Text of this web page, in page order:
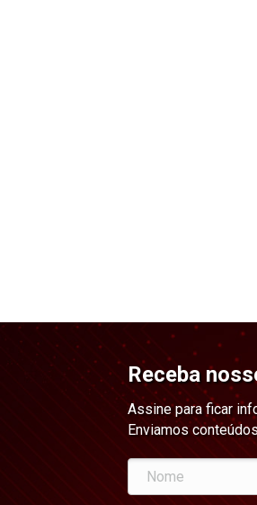
Receba
Assine para ficar
Enviamos